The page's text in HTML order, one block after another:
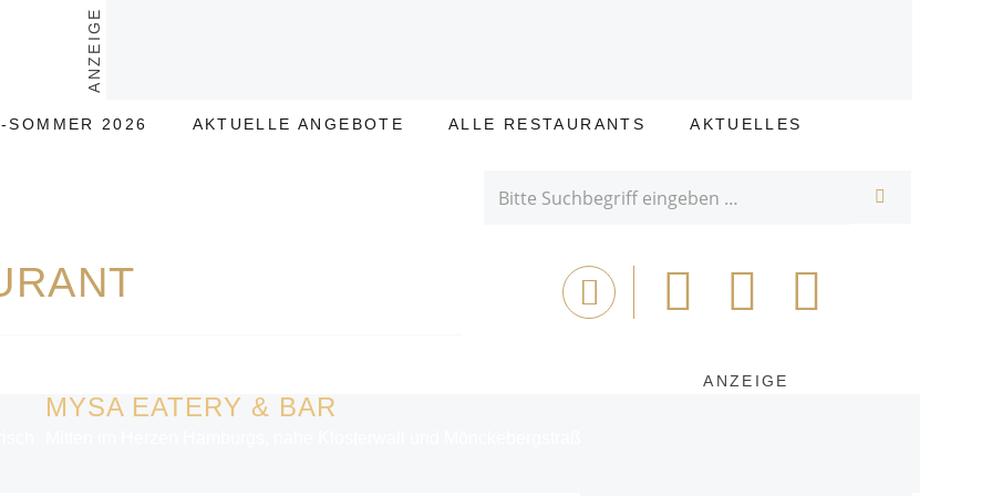
ANZEIGE
SOMMER 2026 AKTUELLE ANGEBOTE ALLE RESTAURANTS AKTUELLES
MYSA EATERY & BAR
Drucken
Bei
Facebook
teilen
Tweet
ANZEIGE